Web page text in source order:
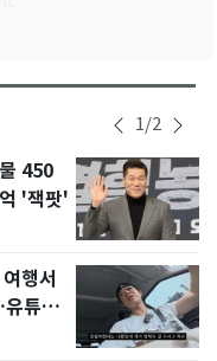
1/2
450
'잭팟'
행서
튜브